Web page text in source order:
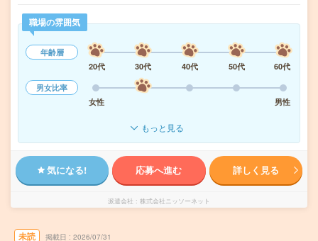
職場の雰囲気
年齢層
20代
30代 40代 50代
60代
男女比率
女性
男性
もっと見る
気になる! 応募へ進む 詳しく見る
派遣会社 株式会社ニッソーネット
未読 掲載日 2026/07/31